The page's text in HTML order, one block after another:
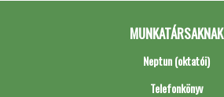
MUNKATÁRSAKNAK
Neptun (oktatói)
Telefonkönyv